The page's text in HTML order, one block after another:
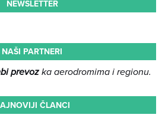
NEWSLETTER
NAŠI PARTNERI
prevozka aerodromima i regionu.
ČLANCI